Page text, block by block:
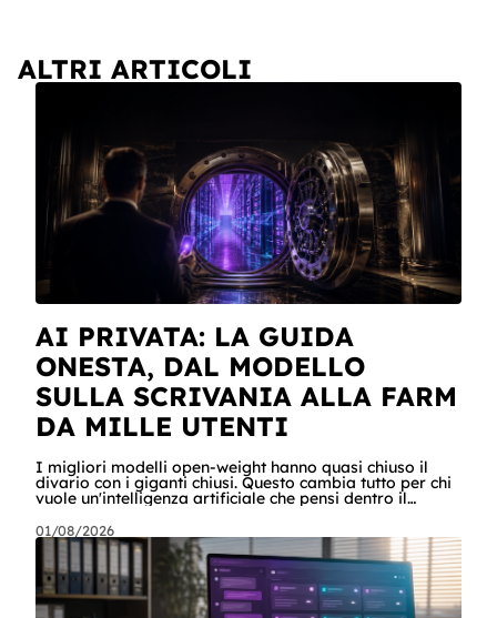
ALTRI ARTICOLI
AI PRIVATA: LA GUIDA
ONESTA, DAL MODELLO
SULLA SCRIVANIA ALLA FARM
DA MILLE UTENTI
I migliori modelli open-weight hanno quasi chiuso il
divario con i giganti chiusi. Questo cambia tutto per chi
vuole un'intelligenza artificiale che pensi dentro il
chiunque abbia dati che non possono uscire. Ma la
narrazione racconta i benchmark e tace su due cose:
quanto costa davvero, gradino per gradino, e cosa
serve perché un modello in casa sia sovranità e non un
far west privato. Questa guida racconta entrambe, con
esempi per ogni tagli
01/08/2026